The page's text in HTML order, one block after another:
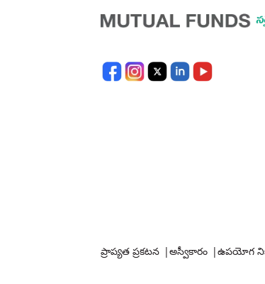
ప్రాప్యత ప్రకటన |అస్వీకారం |ఉపయోగ